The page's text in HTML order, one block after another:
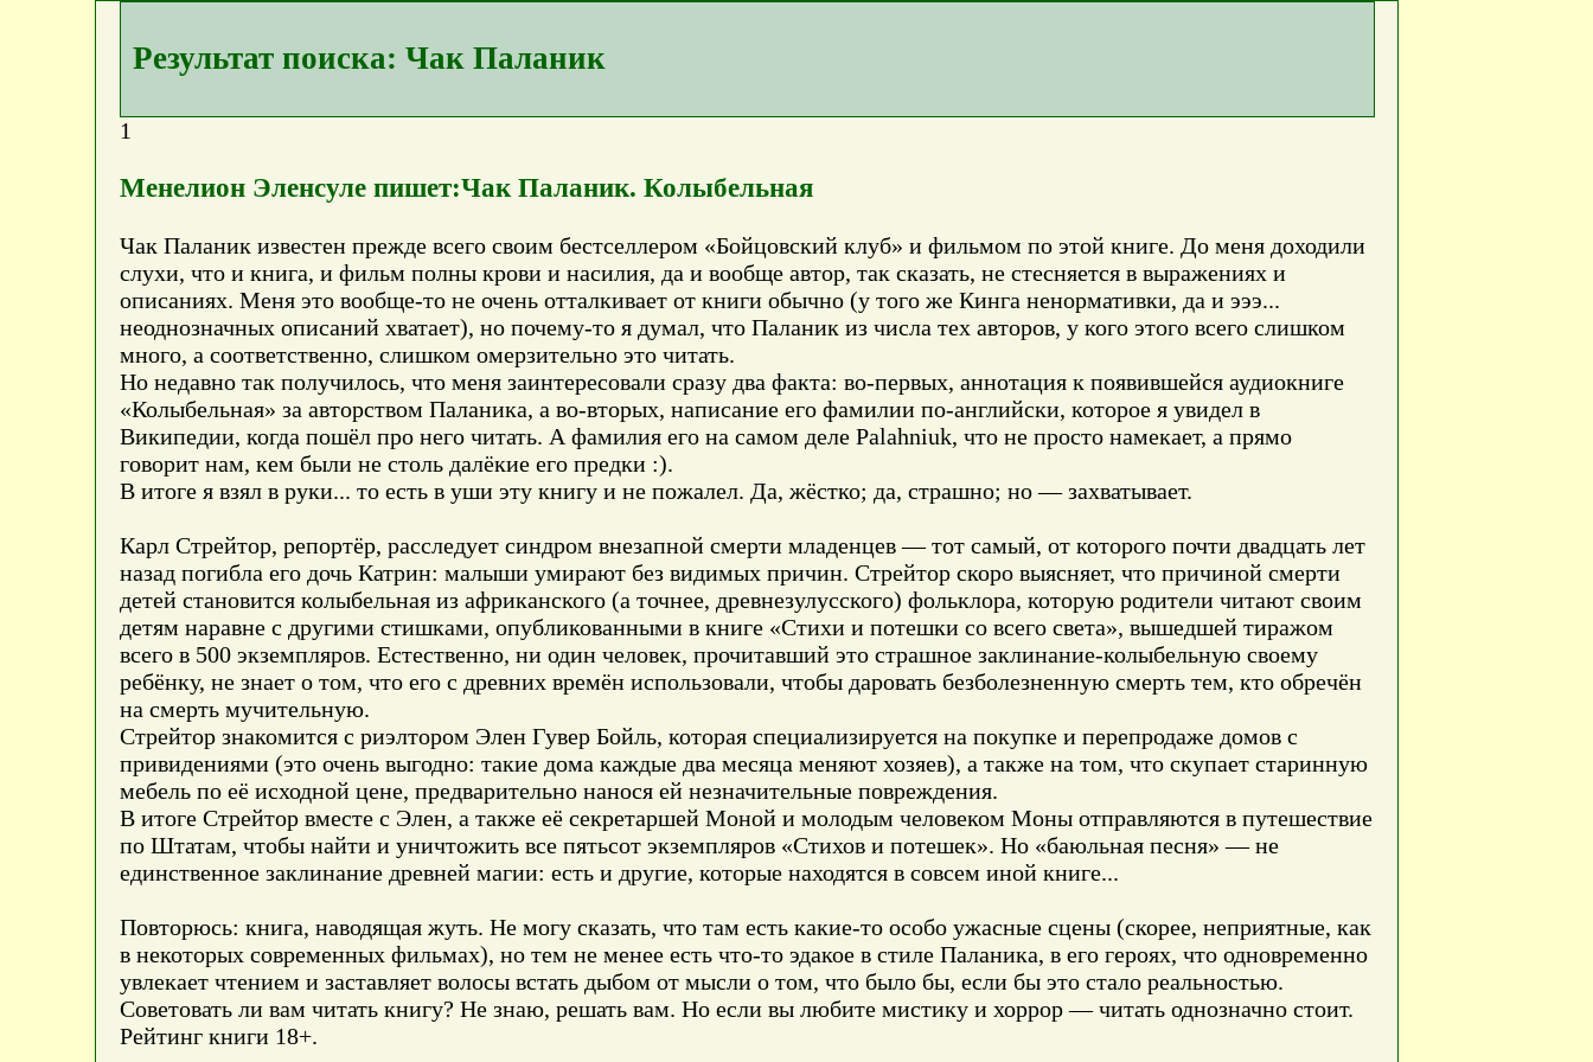
Результат поиска: Чак Паланик
1
Менелион Эленсуле пишет:Чак Паланик. Колыбельная
Чак Паланик известен прежде всего своим бестселлером «Бойцовский клуб» и фильмом по этой книге. До меня доходили
слухи, что и книга, и фильм полны крови и насилия, да и вообще автор, так сказать, не стесняется в выражениях и
описаниях. Меня это вообще-то не очень отталкивает от книги обычно (у того же Кинга ненормативки, да и эээ...
неоднозначных описаний хватает), но почему-то я думал, что Паланик из числа тех авторов, у кого этого всего слишком
много, а соответственно, слишком омерзительно это читать.
Но недавно так получилось, что меня заинтересовали сразу два факта: во-первых, аннотация к появившейся аудиокниге
«Колыбельная» за авторством Паланика, а во-вторых, написание его фамилии по-английски, которое я увидел в
Википедии, когда пошёл про него читать. А фамилия его на самом деле Palahniuk, что не просто намекает, а прямо
говорит нам, кем были не столь далёкие его предки :).
В итоге я взял в руки... то есть в уши эту книгу и не пожалел. Да, жёстко; да, страшно; но — захватывает.
Карл Стрейтор, репортёр, расследует синдром внезапной смерти младенцев — тот самый, от которого почти двадцать лет
назад погибла его дочь Катрин: малыши умирают без видимых причин. Стрейтор скоро выясняет, что причиной смерти
детей становится колыбельная из африканского (а точнее, древнезулусского) фольклора, которую родители читают своим
детям наравне с другими стишками, опубликованными в книге «Стихи и потешки со всего света», вышедшей тиражом
всего в 500 экземпляров. Естественно, ни один человек, прочитавший это страшное заклинание-колыбельную своему
ребёнку, не знает о том, что его с древних времён использовали, чтобы даровать безболезненную смерть тем, кто обречён
на смерть мучительную.
Стрейтор знакомится с риэлтором Элен Гувер Бойль, которая специализируется на покупке и перепродаже домов с
привидениями (это очень выгодно: такие дома каждые два месяца меняют хозяев), а также на том, что скупает старинную
мебель по её исходной цене, предварительно нанося ей незначительные повреждения.
В итоге Стрейтор вместе с Элен, а также её секретаршей Моной и молодым человеком Моны отправляются в путешествие
по Штатам, чтобы найти и уничтожить все пятьсот экземпляров «Стихов и потешек». Но «баюльная песня» — не
единственное заклинание древней магии: есть и другие, которые находятся в совсем иной книге...
Повторюсь: книга, наводящая жуть. Не могу сказать, что там есть какие-то особо ужасные сцены (скорее, неприятные, как
в некоторых современных фильмах), но тем не менее есть что-то эдакое в стиле Паланика, в его героях, что одновременно
увлекает чтением и заставляет волосы встать дыбом от мысли о том, что было бы, если бы это стало реальностью.
Советовать ли вам читать книгу? Не знаю, решать вам. Но если вы любите мистику и хоррор — читать однозначно стоит.
Рейтинг книги 18+.